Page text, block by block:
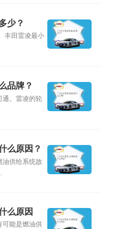
少？
丰田雷凌最小
品牌？
通。雷凌的轮
么原因？
油供给系统故
么原因
可能是燃油供